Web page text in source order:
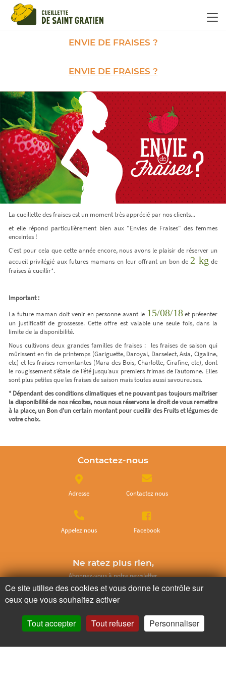
ENVIE DE FRAISES ?
ENVIE DE FRAISES ?
La cueillette des fraises est un moment très apprécié par nos clients...
et elle répond particulièrement bien aux "Envies de Fraises" des femmes
enceintes !
C'est pour cela que cette année encore, nous avons le plaisir de réserver un
accueil privilégié aux futures mamans en leur offrant un bon de2 kg de
fraises à cueillir*.
Important :
La future maman doit venir en personne avant le 15/08/18et présenter
un justificatif de grossesse. Cette offre est valable une seule fois, dans la
limite de la disponibilité.
Nous cultivons deux grandes familles de fraises : les fraises de saison qui
mûrissent en fin de printemps (Gariguette, Daroyal, Darselect, Asia, Cigaline,
etc) et les fraises remontantes (Mara des Bois, Charlotte, Cirafine, etc), dont
le rougissement s’étale de l’été jusqu’aux premiers frimas de l’automne. Elles
sont plus petites que les fraises de saison mais toutes aussi savoureuses.
* Dépendant des conditions climatiques et ne pouvant pas toujours maîtriser
la disponibilité de nos récoltes, nous nous réservons le droit de vous remettre
à la place, un Bon d'un certain montant pour cueillir des Fruits et légumes de
votre choix.
Contactez-nous
Adresse Contactez nous
Appelez nous Facebook
Ne ratez plus rien,
Abonnez-vous à notre newsletter
Je m’inscris
Panneau de gestion des cookies
Ce site utilise des cookies et vous donne le contrôle sur
ceux que vous souhaitez activer
Tout accepter Tout refuser Personnaliser